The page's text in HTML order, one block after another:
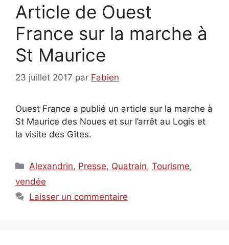
Article de Ouest
France sur la marche à
St Maurice
23 juillet 2017 par Fabien
Ouest France a publié un article sur la marche à
St Maurice des Noues et sur l’arrêt au Logis et
la visite des Gîtes.
Catégories
Alexandrin, Presse, Quatrain,Tourisme,
vendée
Laisser un commentaire